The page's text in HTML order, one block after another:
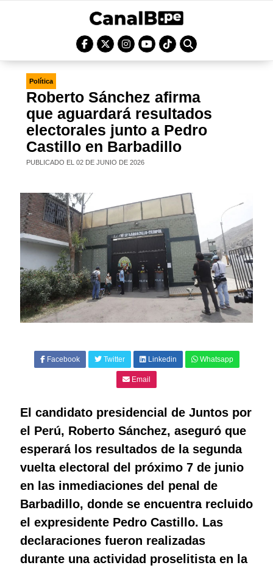
Política
Roberto Sánchez afirma
que aguardará resultados
electorales junto a Pedro
Castillo en Barbadillo
PUBLICADO EL 02 DE JUNIO DE 2026
Facebook Twitter Linkedin Whatsapp
Email
El candidato presidencial de Juntos por
el Perú, Roberto Sánchez, aseguró que
esperará los resultados de la segunda
vuelta electoral del próximo 7 de junio
en las inmediaciones del penal de
Barbadillo, donde se encuentra recluido
el expresidente Pedro Castillo. Las
declaraciones fueron realizadas
durante una actividad proselitista en la